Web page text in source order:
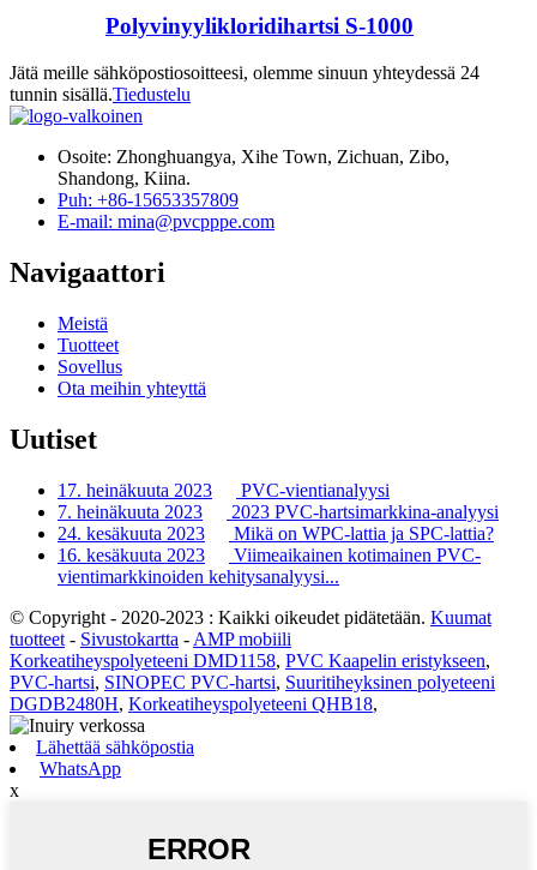
Polyvinyylikloridihartsi S-1000
Jätä meille sähköpostiosoitteesi, olemme sinuun yhteydessä 24
tunnin sisällä.Tiedustelu
Osoite: Zhonghuangya, Xihe Town, Zichuan, Zibo,
Shandong, Kiina.
Puh: +86-15653357809
E-mail: mina@pvcpppe.com
Navigaattori
Meistä
Tuotteet
Sovellus
Ota meihin yhteyttä
Uutiset
17. heinäkuuta 2023
PVC-vientianalyysi
7. heinäkuuta 2023
2023 PVC-hartsimarkkina-analyysi
24. kesäkuuta 2023
Mikä on WPC-lattia ja SPC-lattia?
16. kesäkuuta 2023
Viimeaikainen kotimainen PVC-
vientimarkkinoiden kehitysanalyysi...
© Copyright - 2020-2023 : Kaikki oikeudet pidätetään. Kuumat
tuotteet - Sivustokartta - AMP mobiili
Korkeatiheyspolyeteeni DMD1158, PVC Kaapelin eristykseen,
PVC-hartsi, SINOPEC PVC-hartsi, Suuritiheyksinen polyeteeni
DGDB2480H, Korkeatiheyspolyeteeni QHB18,
Lähettää sähköpostia
WhatsApp
x